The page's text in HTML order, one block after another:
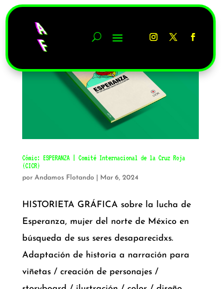
Cómic: ESPERANZA | Comité Internacional de la Cruz Roja
(CICR)
por Andamos Flotando Mar 6, 2024
HISTORIETA GRÁFICA sobre la lucha de
Esperanza, mujer del norte de México en
búsqueda de sus seres desaparecidxs.
Adaptación de historia a narración para
viñetas / creación de personajes /